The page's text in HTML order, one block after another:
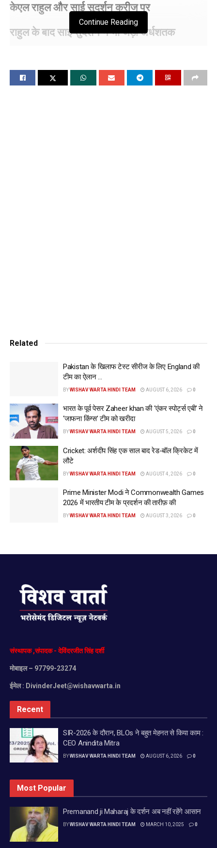
केएल राहुल और साई सुदर्शन क्रीज पर
राहुल के बाद साई सुदर्शन ने भी जड़ा अर्धशतक
शनिवार को मैच का पहला दिन है और दूसरे सेशन का खेल जारी है।
Continue Reading
Related
Pakistan के खिलाफ टेस्ट सीरीज के लिए England की
टीम का ऐलान …
BYWISHAV WARTA HINDI TEAM AUGUST 6, 2026 0
भारत के पूर्व पेसर Zaheer khan की ‘एंकर स्पोर्ट्स एबी’ ने
‘जाफना किंग्स’ टीम को खरीदा
BYWISHAV WARTA HINDI TEAM AUGUST 5, 2026 0
Cricket: अर्शदीप सिंह एक साल बाद रेड-बॉल क्रिकेट में
लौटे
BYWISHAV WARTA HINDI TEAM AUGUST 4, 2026 0
Prime Minister Modi ने Commonwealth Games
2026 में भारतीय टीम के प्रदर्शन की तारीफ़ की
BYWISHAV WARTA HINDI TEAM AUGUST 3, 2026 0
संस्थापक,संपादक-देविंदरजीतसिंहदर्शी
मोबाइल– 97799-23274
ईमेल : DivinderJeet@wishavwarta.in
Recent
SIR-2026 के दौरान, BLOs ने बहुत मेहनत से किया काम :
CEO Anindita Mitra
BYWISHAV WARTA HINDI TEAM AUGUST 6, 2026 0
Most Popular
Premanand ji Maharaj के दर्शन अब नहीं रहेंगे आसान
BYWISHAV WARTA HINDI TEAM MARCH 10, 2025 0